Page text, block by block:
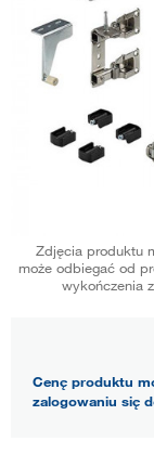
Zdjęcia produktu
może odbiegać od
wykończenia
Cenę produktu
zalogowaniu się